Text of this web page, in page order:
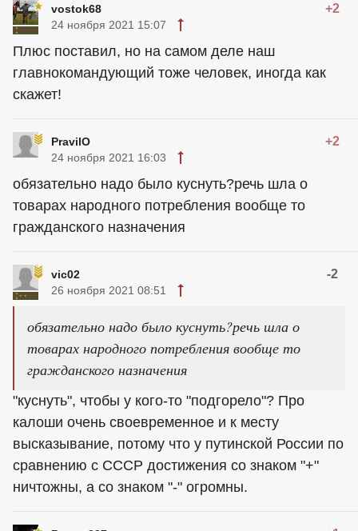
vostok68 +2
24 ноября 2021 15:07
Плюс поставил, но на самом деле наш
главнокомандующий тоже человек, иногда как
скажет!
PravilO +2
24 ноября 2021 16:03
обязательно надо было куснуть?речь шла о
товарах народного потребления вообще то
гражданского назначения
vic02 -2
26 ноября 2021 08:51
обязательно надо было куснуть?речь шла о
товарах народного потребления вообще то
гражданского назначения
"куснуть", чтобы у кого-то "подгорело"? Про
калоши очень своевременное и к месту
высказывание, потому что у путинской России по
сравнению с СССР достижения со знаком "+"
ничтожны, а со знаком "-" огромны.